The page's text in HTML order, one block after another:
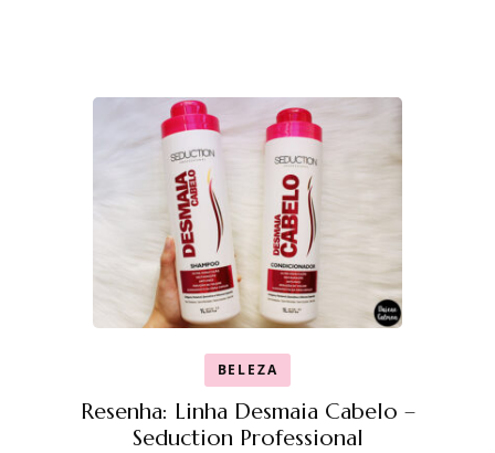
BELEZA
Resenha: Linha Desmaia Cabelo –
Seduction Professional